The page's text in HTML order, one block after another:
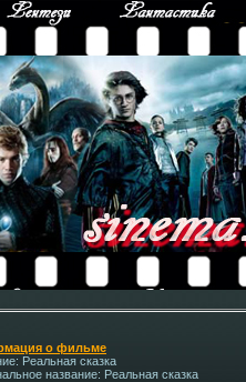
о фильме
Реальная сказка
название: Реальная сказка